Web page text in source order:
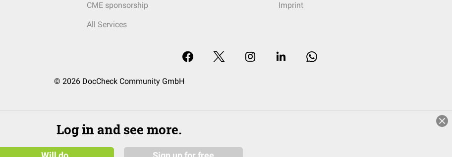
CME sponsorship
All Services
Imprint
© 2026 DocCheck Community GmbH
Log in and see more.